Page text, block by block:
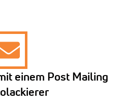
einem Post Mailing